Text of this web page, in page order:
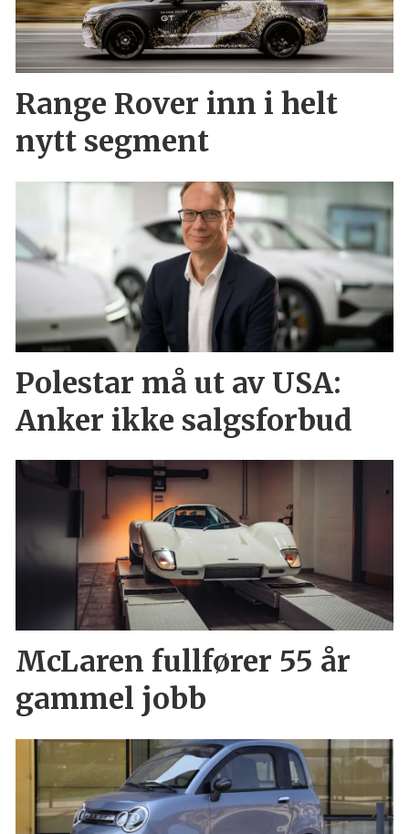
Range Rover inn i helt
nytt segment
Polestar må ut av USA:
Anker ikke salgsforbud
McLaren fullfører 55 år
gammel jobb